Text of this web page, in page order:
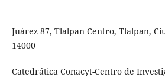
Juárez 87, Tlalpan Centro, Tlalpan,
14000
Catedrática Conacyt-Centro de